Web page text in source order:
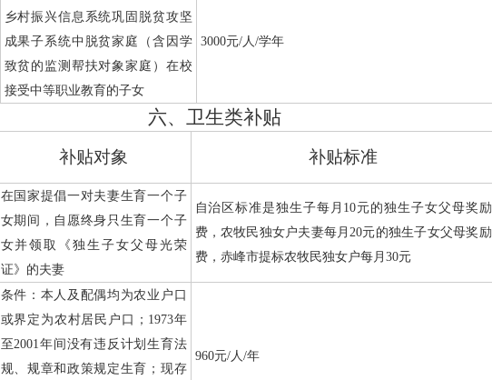
乡村振兴信息系统巩固脱贫攻坚
成果子系统中脱贫家庭（含因学
致贫的监测帮扶对象家庭）在校
接受中等职业教育的子女
3000元/人 /学年
六、卫生类补贴
补贴对象 补贴标准
在国家提倡一对夫妻生育一个子
女期间，自愿终身只生育一个子
女并领取《独生子女父母光荣
证》的夫妻
自治区标准是独生子每月 10元的独生子女父母奖励
费，农牧民独女户夫妻每月 20元的独生子女父母奖励
费，赤峰市提标农牧民独女户每月 30元
条件：本人及配偶均为农业户口
或界定为农村居民户口； 1973年
至 2001 年间没有违反计划生育法
规、规章和政策规定生育；现存
960元/人 /年